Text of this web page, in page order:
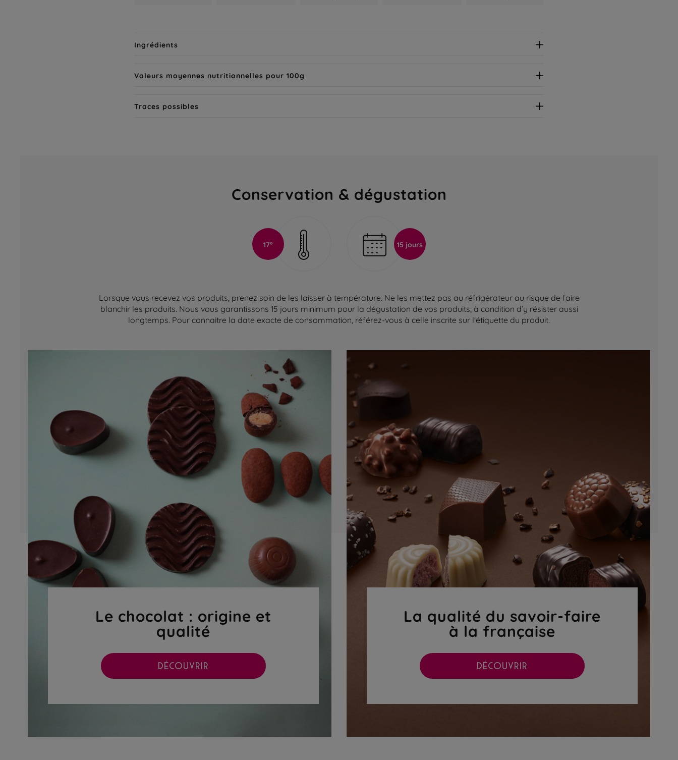
Ingrédients
Valeurs moyennes nutritionnelles pour 100g
Traces possibles
Conservation & dégustation
17° 15 jours
Lorsque vous recevez vos produits, prenez soin de les laisser à température. Ne les mettez pas au réfrigérateur au risque de faire
blanchir les produits. Nous vous garantissons 15 jours minimum pour la dégustation de vos produits, à condition d’y résister aussi
longtemps. Pour connaitre la date exacte de consommation, référez-vous à celle inscrite sur l'étiquette du produit.
Le chocolat : origine et
qualité
DÉCOUVRIR
La qualité du savoir-faire
à la française
DÉCOUVRIR